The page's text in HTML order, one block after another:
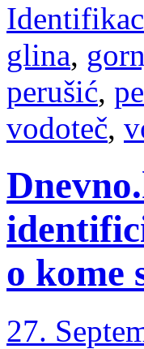
glina,
perušić,
vodoteč,
o kome
27.